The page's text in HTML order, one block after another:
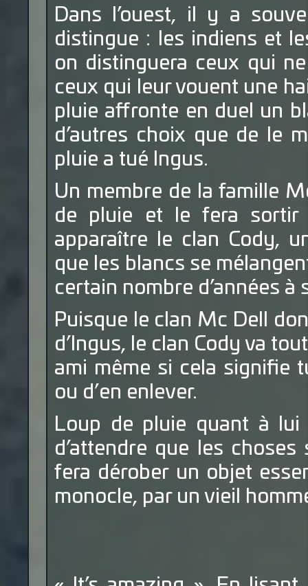
Dans l’ouest, il y a
distingue : les indiens et
on distinguera ceux qui
ceux qui leur vouent une
pluie affronte en duel un
d’autres choix que de le
pluie a tué Ingus.
Un membre de la famille
de pluie et le fera sortir
apparaître le clan Cody,
que les blancs se
certain nombre d’années
Puisque le clan Mc Dell
d’Ingus, le clan Cody va
ami même si cela signifie
ou d’en enlever.
Loup de pluie quant à lui
d’attendre que les
fera dérober un objet
monocle, par un vieil